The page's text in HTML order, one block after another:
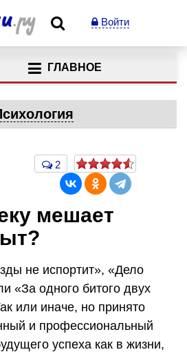
Войти
ГЛАВНОЕ
2
мешает
не испортит», «Дело
«За одного битого двух
или иначе, но принято
и профессиональный
успеха как в жизни,